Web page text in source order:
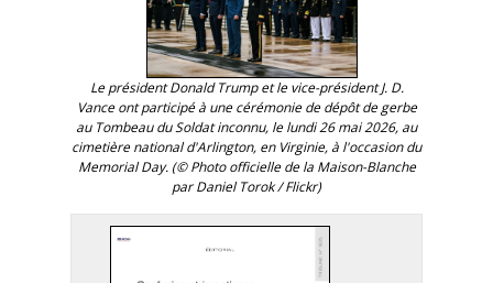
Le président Donald Trump et le vice-président J. D.
Vance ont participé à une cérémonie de dépôt de gerbe
au Tombeau du Soldat inconnu, le lundi 26 mai 2026, au
cimetière national d'Arlington, en Virginie, à l'occasion du
Memorial Day. (© Photo officielle de la Maison-Blanche
par Daniel Torok / Flickr)